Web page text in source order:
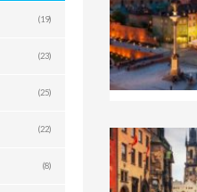
(19)
(23)
(25)
(22)
(8)